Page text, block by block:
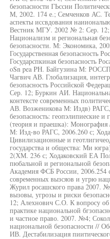
безопасности ГЬссии
М, 2002. 174 е.; Семченков АС.
аспекты иссвдования
Вестник МГУ. 2002 № 2: Сер.
Национализм и региональная
безопасности. М: Экономика,
Государственная безопасность
Государспкиная безопасность
oSn pea PH. Байгузина М:
Чагвич АВ. Глобализация,
безопасность Российской
Сер. 12; Буркин АИ.
контексте современных
АВ. Возженикова М: Издв) РАГС,
безопасность: геопэлипиеские и
(теория и праешка):
М: Изд-во РАГС, 2006.260 с;
Цивилизационные и
государства и общества: Ми
2(ХМ. 236 с; Ходаковский ЕА
пюбальной и региональной
Академия ФСБ России,
современных вызсяов и угрю
Журил росашского права 2007.
вызовы, угрозы и риски
12; Алехнович С.О. К вопросу
практике национальной
и частное право. 2007. №4;
национальной безопасности //
ИВ. Дестабилизация